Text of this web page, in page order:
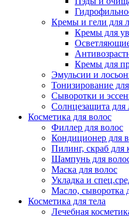
Кремы и гели для
Кремы для
Кремы для
Эмульсии и
Тонизирование
Сыворотки и
Солнцезащита для
Косметика для волос
Филлер для волос
Кондиционер для
Пилинг, скраб для
Шампунь для
Маска для волос
Укладка и
Масло, сыворотка
Косметика для тела
Лечебная